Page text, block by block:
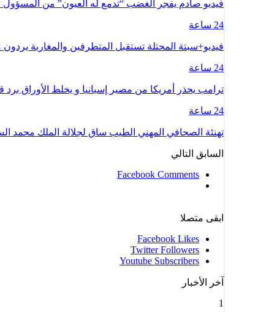
فيديو صادم يفجر الغضب “تدمع له العيون” من
24 ساعة
فيديو+سبتة المحتلة تستقبل المتطرفين والمغاربة
24 ساعة
ترامب يحذر أمريكا من مصير إسبانيا و يخلط الأوراق
24 ساعة
تهنئة الصحافي المهني الطيب ساق لجلالة الملك محمد
السابق التالي
Facebook Comments
ابقى متصلا
Facebook Likes
Twitter Followers
Youtube Subscribers
آخر الأخبار
1